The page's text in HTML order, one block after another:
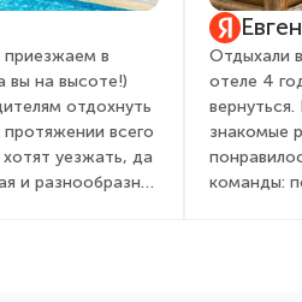
в
вы на высоте!)
отдохнуть
всего
уезжать, да
и разнообразная
Отдыхали
отеле 4
знакомые
команды: